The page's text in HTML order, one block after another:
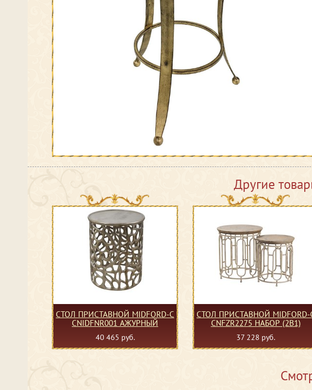
Другие
СТОЛ ПРИСТАВНОЙ MIDFORD-C
CNIDFNR001 АЖУРНЫЙ
40 465 руб.
СТОЛ ПРИСТАВНОЙ MIDFORD-
CNFZR2275 НАБОР (2В1)
37 228 руб.